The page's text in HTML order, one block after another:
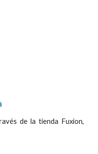
de la tienda Fuxion,